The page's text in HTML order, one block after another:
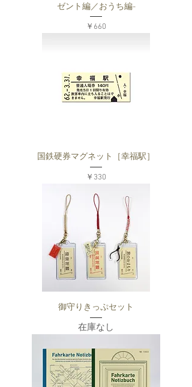
ゼント編／おうち編-
価格
￥660
国鉄硬券マグネット［幸福駅］
価格
￥330
御守りきっぷセット
在庫なし